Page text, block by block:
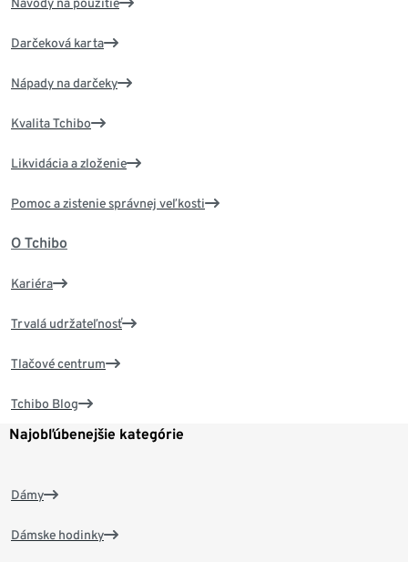
Darčeková karta
Nápady na darčeky
Kvalita Tchibo
Likvidácia a zloženie
Pomoc a zistenie správnej veľkosti
O Tchibo
Kariéra
Trvalá udržateľnosť
Tlačové centrum
Tchibo Blog
Najobľúbenejšie kategórie
Dámy
Dámske hodinky